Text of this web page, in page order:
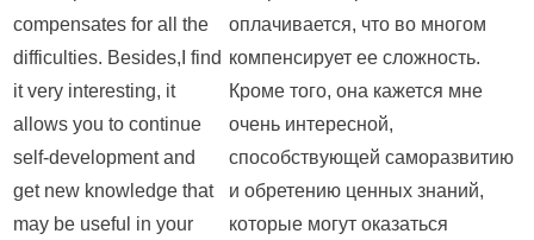
compensates for all the
difficulties. Besides,I find
it very interesting, it
allows you to continue
self-development and
get new knowledge that
may be useful in your
оплачивается, что во многом
компенсирует ее сложность.
Кроме того, она кажется мне
очень интересной,
способствующей саморазвитию
и обретению ценных знаний,
которые могут оказаться